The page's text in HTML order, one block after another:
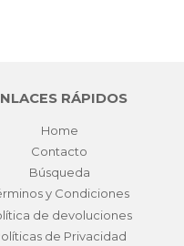
RÁPIDOS
Home
Contacto
Búsqueda
y Condiciones
de devoluciones
de Privacidad